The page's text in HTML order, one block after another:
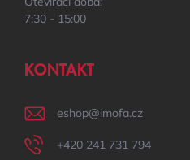
7:30 - 15:00
KONTAKT
eshop@imofa.cz
+420 241 731 794